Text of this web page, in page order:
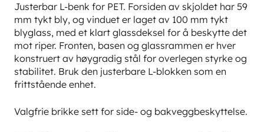
Justerbar L-benk for PET. Forsiden av skjoldet har 59
mm tykt bly, og vinduet er laget av 100 mm tykt
blyglass, med et klart glassdeksel for å beskytte det
mot riper. Fronten, basen og glassrammen er hver
konstruert av høygradig stål for overlegen styrke og
stabilitet. Bruk den justerbare L-blokken som en
frittstående enhet.
Valgfrie brikke sett for side- og bakveggbeskyttelse.